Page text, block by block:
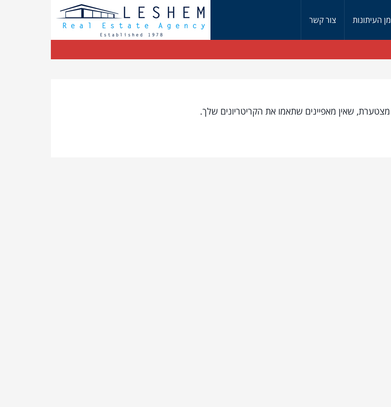
מן העיתונות צור קשר
מצטערת, שאין מאפיינים שתאמו את הקריטריונים שלך.